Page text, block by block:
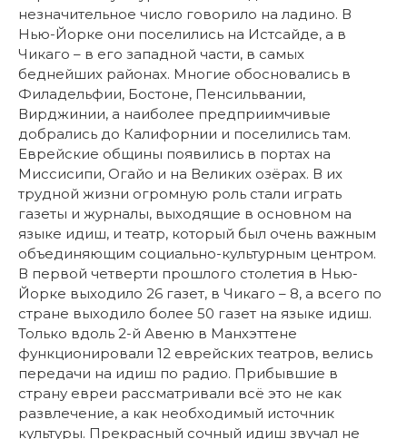
незначительное число говорило на ладино. В
Нью-Йорке они поселились на Истсайде, а в
Чикаго – в его западной части, в самых
беднейших районах. Многие обосновались в
Филадельфии, Бостоне, Пенсильвании,
Вирджинии, а наиболее предприимчивые
добрались до Калифорнии и поселились там.
Еврейские общины появились в портах на
Миссисипи, Огайо и на Великих озёрах. В их
трудной жизни огромную роль стали играть
газеты и журналы, выходящие в основном на
языке идиш, и театр, который был очень важным
объединяющим социально-культурным центром.
В первой четверти прошлого столетия в Нью-
Йорке выходило 26 газет, в Чикаго – 8, а всего по
стране выходило более 50 газет на языке идиш.
Только вдоль 2-й Авеню в Манхэттене
функционировали 12 еврейских театров, велись
передачи на идиш по радио. Прибывшие в
страну евреи рассматривали всё это не как
развлечение, а как необходимый источник
культуры. Прекрасный сочный идиш звучал не